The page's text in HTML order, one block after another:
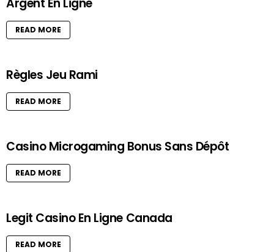
Argent En Ligne
READ MORE
Règles Jeu Rami
READ MORE
Casino Microgaming Bonus Sans Dépôt
READ MORE
Legit Casino En Ligne Canada
READ MORE